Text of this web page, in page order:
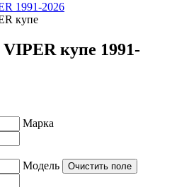
1991-2026
купе
купе 1991-
Марка
Модель
Очистить поле